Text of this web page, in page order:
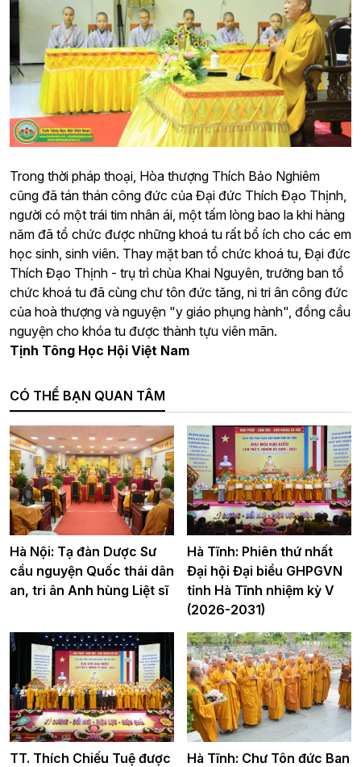
Trong thời pháp thoại, Hòa thượng Thích Bảo Nghiêm
cũng đã tán thán công đức của Đại đức Thích Đạo Thịnh,
người có một trái tim nhân ái, một tấm lòng bao la khi hàng
năm đã tổ chức được những khoá tu rất bổ ích cho các em
học sinh, sinh viên. Thay mặt ban tổ chức khoá tu, Đại đức
Thích Đạo Thịnh - trụ trì chùa Khai Nguyên, trưởng ban tổ
chức khoá tu đã cùng chư tôn đức tăng, ni tri ân công đức
của hoà thượng và nguyện "y giáo phụng hành", đồng cầu
nguyện cho khóa tu được thành tựu viên mãn.
Tịnh Tông Học Hội Việt Nam
CÓ THỂ BẠN QUAN TÂM
Hà Nội: Tạ đàn Dược Sư
cầu nguyện Quốc thái dân
an, tri ân Anh hùng Liệt sĩ
Hà Tĩnh: Phiên thứ nhất
Đại hội Đại biểu GHPGVN
tỉnh Hà Tĩnh nhiệm kỳ V
(2026-2031)
TT. Thích Chiếu Tuệ được
Hà Tĩnh: Chư Tôn đức Ban